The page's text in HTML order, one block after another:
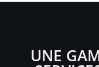
UNE